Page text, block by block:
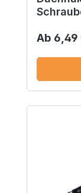
Ab 6,49